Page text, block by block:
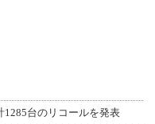
1285台のリコールを発表